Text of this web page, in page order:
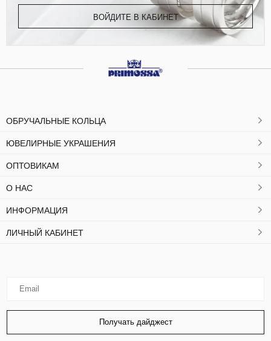
ВОЙДИТЕ В КАБИНЕТ
ОБРУЧАЛЬНЫЕ КОЛЬЦА
ЮВЕЛИРНЫЕ УКРАШЕНИЯ
ОПТОВИКАМ
О НАС
ИНФОРМАЦИЯ
ЛИЧНЫЙ КАБИНЕТ